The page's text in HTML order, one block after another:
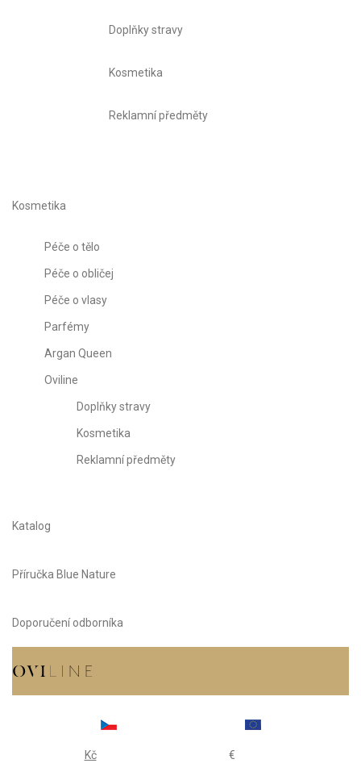
Doplňky stravy
Kosmetika
Reklamní předměty
Kosmetika
Péče o tělo
Péče o obličej
Péče o vlasy
Parfémy
Argan Queen
Oviline
Doplňky stravy
Kosmetika
Reklamní předměty
Katalog
Příručka Blue Nature
Doporučení odborníka
Kč €